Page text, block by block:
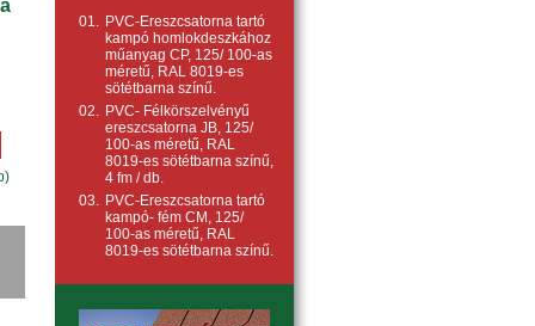
01. PVC-Ereszcsatorna tartó
kampó homlokdeszkához
műanyag CP, 125/ 100-as
méretű, RAL 8019-es
sötétbarna színű.
02. PVC- Félkörszelvényű
ereszcsatorna JB, 125/
100-as méretű, RAL
8019-es sötétbarna színű,
4 fm / db.
03. PVC-Ereszcsatorna tartó
kampó- fém CM, 125/
100-as méretű, RAL
8019-es sötétbarna színű.